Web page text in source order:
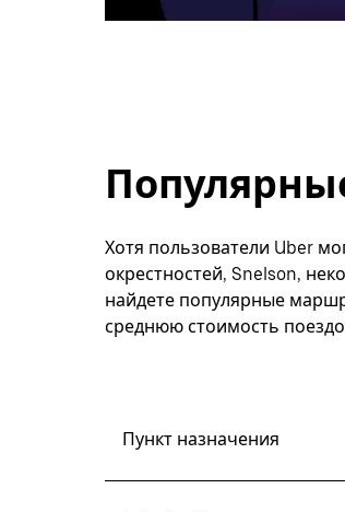
Хотя пользователи Uber
окрестностей, Snelson,
найдете популярные
среднюю стоимость
Пункт назначения